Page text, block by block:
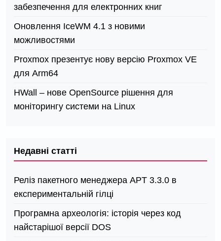
забезпечення для електронних книг
Оновлення IceWM 4.1 з новими
можливостями
Proxmox презентує нову версію Proxmox VE
для Arm64
HWall – нове OpenSource рішення для
моніторингу системи на Linux
Недавні статті
Реліз пакетного менеджера APT 3.3.0 в
експериментальній гілці
Програмна археологія: історія через код
найстарішої версії DOS